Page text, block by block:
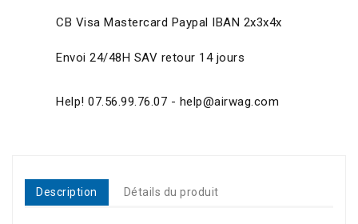
CB Visa Mastercard Paypal IBAN 2x3x4x
Envoi 24/48H SAV retour 14 jours
Help! 07.56.99.76.07 - help@airwag.com
Description Détails du produit